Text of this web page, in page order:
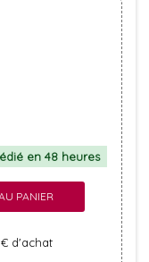
en 48 heures
PANIER
d'achat